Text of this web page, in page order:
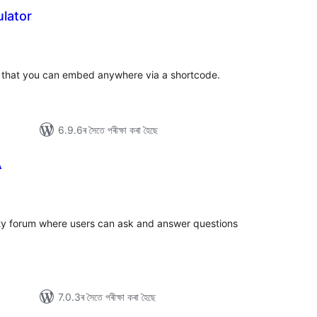
you can embed anywhere via a shortcode.
6.9.6ৰ সৈতে পৰীক্ষা কৰা হৈছে
forum where users can ask and answer questions
7.0.3ৰ সৈতে পৰীক্ষা কৰা হৈছে